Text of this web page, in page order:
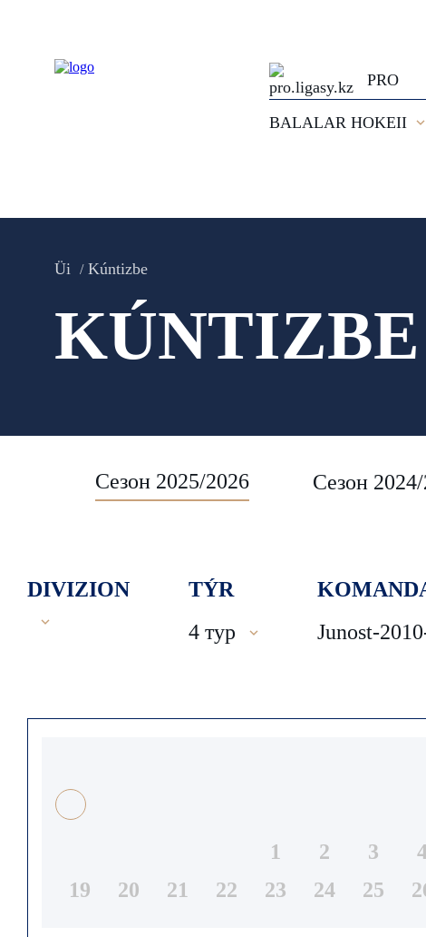
PRO
BALALAR HOKEII
Üi Kúntizbe
KÚNTIZBE
Сезон 2025/2026 Сезон
DIVIZION
TÝR
4 тур
Junost-
1 2 3
19
20 21 22 23 24 25